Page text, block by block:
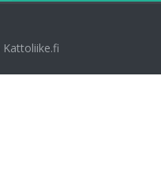
Kattoliike.fi